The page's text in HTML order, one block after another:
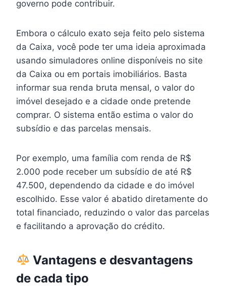
governo pode contribuir.
Embora o cálculo exato seja feito pelo sistema
da Caixa, você pode ter uma ideia aproximada
usando simuladores online disponíveis no site
da Caixa ou em portais imobiliários. Basta
informar sua renda bruta mensal, o valor do
imóvel desejado e a cidade onde pretende
comprar. O sistema então estima o valor do
subsídio e das parcelas mensais.
Por exemplo, uma família com renda de R$
2.000 pode receber um subsídio de até R$
47.500, dependendo da cidade e do imóvel
escolhido. Esse valor é abatido diretamente do
total financiado, reduzindo o valor das parcelas
e facilitando a aprovação do crédito.
Vantagens e desvantagens
de cada tipo